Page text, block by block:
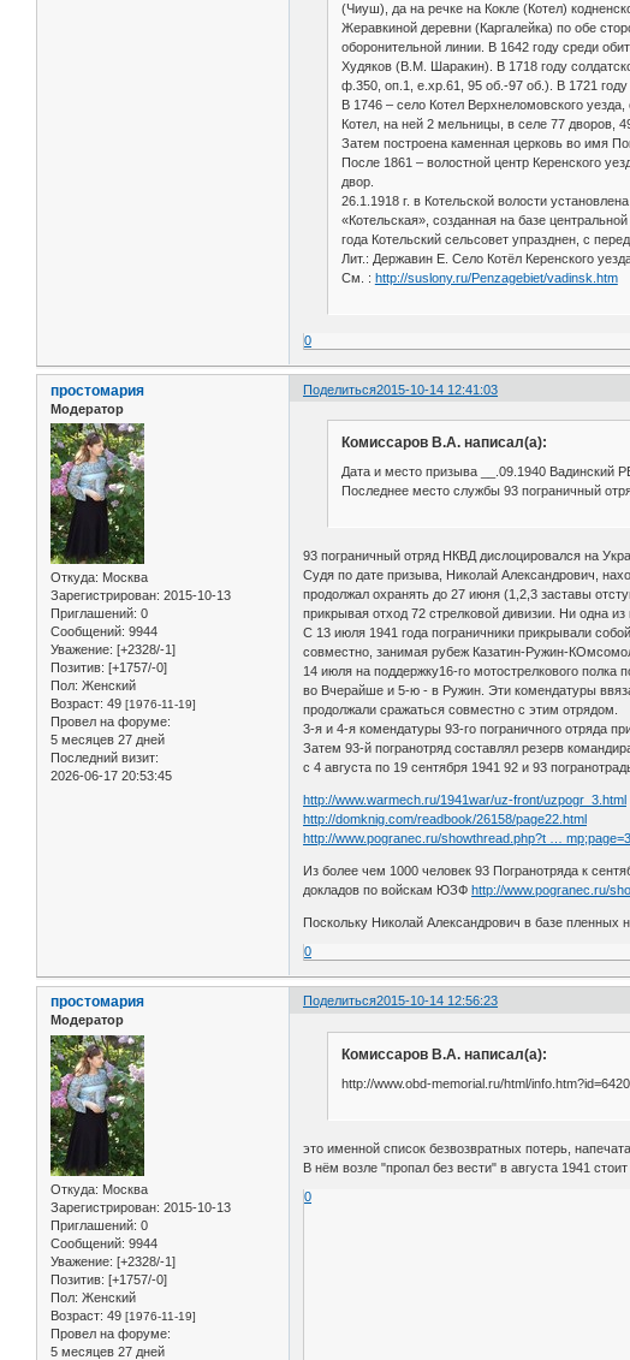
(Чиуш), да на речке на Кокле (Котел)
Жеравкиной деревни (Каргалейка) по обе
оборонительной линии. В 1642 году среди
Худяков (В.М. Шаракин). В 1718 году
ф.350, оп.1, е.хр.61, 95 об.-97 об.). В 1721
В 1746 – село Котел Верхнеломовского
Котел, на ней 2 мельницы, в селе 77 дворов,
Затем построена каменная церковь во имя
После 1861 – волостной центр Керенского
двор.
26.1.1918 г. в Котельской волости
«Котельская», созданная на базе
года Котельский сельсовет упразднен, с
Лит.: Державин Е. Село Котёл Керенского
См. : http://suslony.ru/Penzagebiet/vadinsk.htm
0
Поделиться2015-10-14 12:41:03
простомария
Модератор
Откуда: Москва
Зарегистрирован: 2015-10-13
Приглашений: 0
Сообщений: 9944
Уважение: [+2328/-1]
Позитив: [+1757/-0]
Пол: Женский
Возраст: 49 [1976-11-19]
Провел на форуме:
5 месяцев 27 дней
Последний визит:
2026-06-17 20:53:45
Комиссаров В.А. написал(а):
Дата и место призыва __.09.1940 Вадинский
Последнее место службы 93 пограничный
93 пограничный отряд НКВД дислоцировался на
Судя по дате призыва, Николай Александрович,
продолжал охранять до 27 июня (1,2,3 заставы
прикрывая отход 72 стрелковой дивизии. Ни одна
С 13 июля 1941 года пограничники прикрывали
совместно, занимая рубеж Казатин-Ружин-
14 июля на поддержку16-го мотострелкового
во Вчерайше и 5-ю - в Ружин. Эти комендатуры
продолжали сражаться совместно с этим отрядом.
3-я и 4-я комендатуры 93-го пограничного отряда
Затем 93-й погранотряд составлял резерв
с 4 августа по 19 сентября 1941 92 и 93
http://www.warmech.ru/1941war/uz-front/uzpogr_3.html
http://domknig.com/readbook/26158/page22.html
http://www.pogranec.ru/showthread.php?t …
Из более чем 1000 человек 93 Погранотряда к
докладов по войскам ЮЗФ http://www.pogranec.ru/
Поскольку Николай Александрович в базе пленных
0
Поделиться2015-10-14 12:56:23
простомария
Модератор
Откуда: Москва
Зарегистрирован: 2015-10-13
Приглашений: 0
Сообщений: 9944
Уважение: [+2328/-1]
Позитив: [+1757/-0]
Пол: Женский
Возраст: 49 [1976-11-19]
Провел на форуме:
5 месяцев 27 дней
Комиссаров В.А. написал(а):
http://www.obd-memorial.ru/html/
это именной список безвозвратных потерь,
В нём возле "пропал без вести" в августа 1941
0